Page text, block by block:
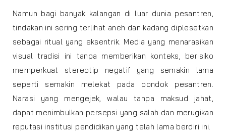
Namun bagi banyak kalangan di luar dunia pesantren,
tindakan ini sering terlihat aneh dan kadang diplesetkan
sebagai ritual yang eksentrik. Media yang menarasikan
visual tradisi ini tanpa memberikan konteks, berisiko
memperkuat stereotip negatif yang semakin lama
seperti semakin melekat pada pondok pesantren.
Narasi yang mengejek, walau tanpa maksud jahat,
dapat menimbulkan persepsi yang salah dan merugikan
reputasi institusi pendidikan yang telah lama berdiri ini.